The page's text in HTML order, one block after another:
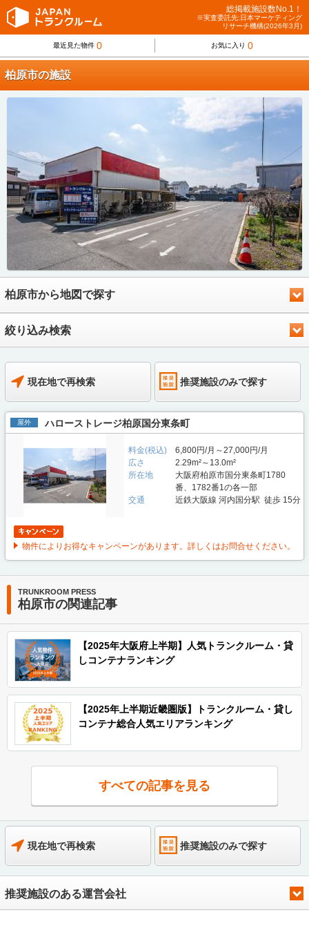
総掲載施設数No.1！
※実査委託先:日本マーケティング
リサーチ機構(2026年3月)
最近見た物件 0 お気に入り 0
柏原市の施設
柏原市から地図で探す
絞り込み検索
現在地で再検索 推奨施設のみで探す
屋外 ハローストレージ柏原国分東条町
料金(税込)
6,800円/月～27,000円/月
広さ
2.29m²～13.0m²
所在地
大阪府柏原市国分東条町1780
番、1782番1の各一部
交通
近鉄大阪線 河内国分駅 徒歩 15分
物件によりお得なキャンペーンがあります。詳しくはお問合せください。
TRUNKROOM PRESS
柏原市の関連記事
【2025年大阪府上半期】人気トランクルーム・貸
しコンテナランキング
【2025年上半期近畿圏版】トランクルーム・貸し
コンテナ総合人気エリアランキング
すべての記事を見る
現在地で再検索 推奨施設のみで探す
推奨施設のある運営会社